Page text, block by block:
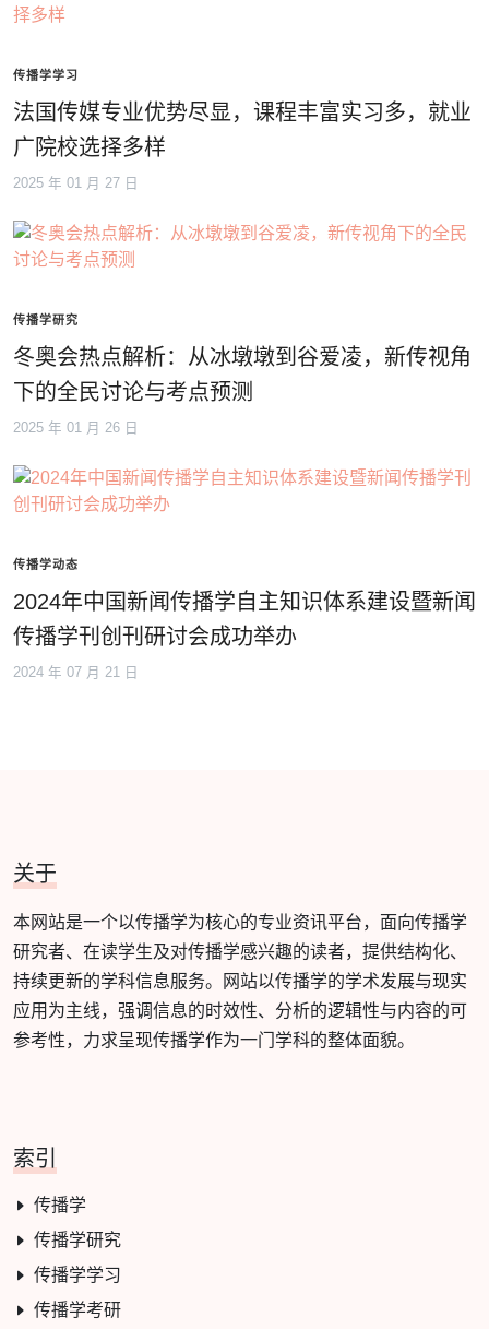
传播学学习
法国传媒专业优势尽显，课程丰富实习多，就业
广院校选择多样
2025 年 01 月 27 日
传播学研究
冬奥会热点解析：从冰墩墩到谷爱凌，新传视角
下的全民讨论与考点预测
2025 年 01 月 26 日
传播学动态
2024年中国新闻传播学自主知识体系建设暨新闻
传播学刊创刊研讨会成功举办
2024 年 07 月 21 日
关于
本网站是一个以传播学为核心的专业资讯平台，面向传播学
研究者、在读学生及对传播学感兴趣的读者，提供结构化、
持续更新的学科信息服务。网站以传播学的学术发展与现实
应用为主线，强调信息的时效性、分析的逻辑性与内容的可
参考性，力求呈现传播学作为一门学科的整体面貌。
索引
传播学
传播学研究
传播学学习
传播学考研